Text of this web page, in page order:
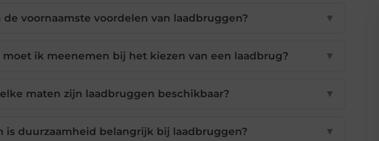
de voornaamste voordelen van laadbruggen? ▼
moet ik meenemen bij het kiezen van een laadbrug? ▼
maten zijn laadbruggen beschikbaar? ▼
is duurzaamheid belangrijk bij laadbruggen? ▼